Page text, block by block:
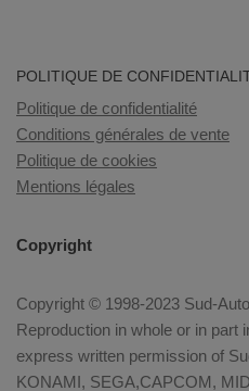
POLITIQUE DE
Politique de confidentialité
Conditions générales de vente
Politique de cookies
Mentions légales
Copyright
Copyright © 1998-2023 Sud-
Reproduction in whole or in part
express written permission of
KONAMI, SEGA,CAPCOM,